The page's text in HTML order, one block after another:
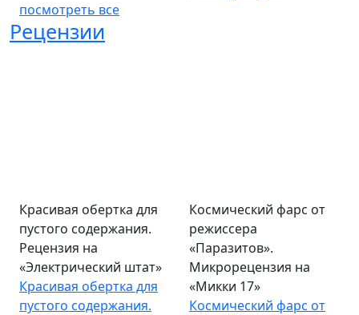
посмотреть все
Рецензии
Красивая обертка для
пустого содержания.
Рецензия на
«Электрический штат»
Красивая обертка для
пустого содержания.
Космический фарс от
режиссера
«Паразитов».
Микрорецензия на
«Микки 17»
Космический фарс от